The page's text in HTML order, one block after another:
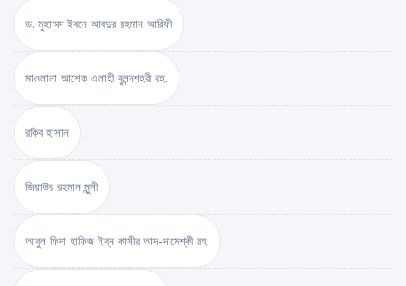
ড. মুহাম্মদ ইবনে আবদুর রহমান আরিফী
মাওলানা আশেক এলাহী বুলন্দশহরী রহ.
রকিব হাসান
জিয়াউর রহমান মুন্সী
আবুল ফিদা হাফিজ ইব্‌ন কাসীর আদ-দামেশ্‌কী রহ.